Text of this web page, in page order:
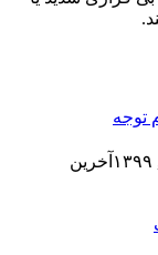
توجه
آخرین